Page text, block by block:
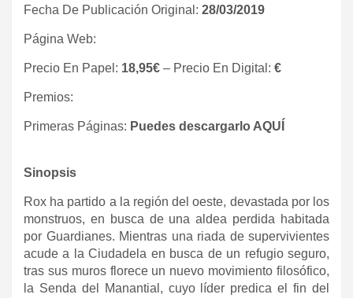
Fecha De Publicación Original: 28/03/2019
Página Web:
Precio En Papel: 18,95€ – Precio En Digital: €
Premios:
Primeras Páginas: Puedes descargarlo AQUÍ
Sinopsis
Rox ha partido a la región del oeste, devastada por los
monstruos, en busca de una aldea perdida habitada
por Guardianes. Mientras una riada de supervivientes
acude a la Ciudadela en busca de un refugio seguro,
tras sus muros florece un nuevo movimiento filosófico,
la Senda del Manantial, cuyo líder predica el fin del